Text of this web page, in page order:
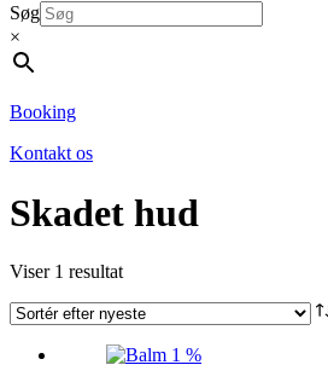
Søg
×
Booking
Kontakt os
Skadet hud
Viser 1 resultat